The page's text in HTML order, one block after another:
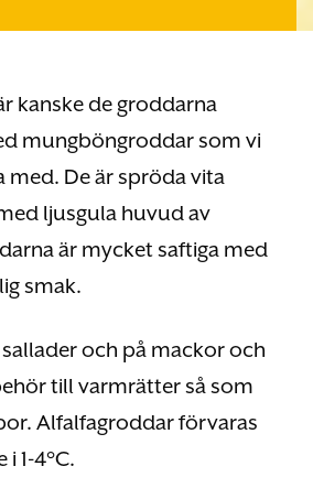
kanske de groddarna
mungböngroddar som vi
med. De är spröda vita
ljusgula huvud av
är mycket saftiga med
smak.
sallader och på mackor och
till varmrätter så som
Alfalfagroddar förvaras
1-4°C.